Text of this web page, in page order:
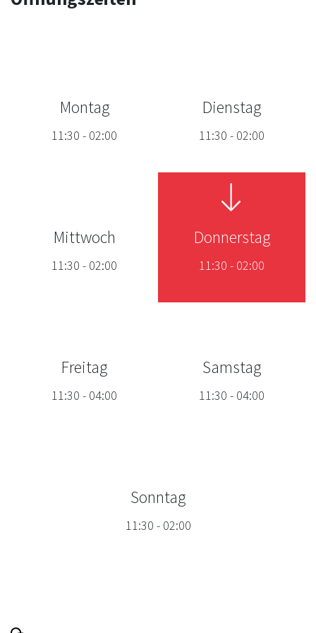
Montag
11:30 - 02:00
Dienstag
11:30 - 02:00
Mittwoch
11:30 - 02:00
Donnerstag
11:30 - 02:00
Freitag
11:30 - 04:00
Samstag
11:30 - 04:00
Sonntag
11:30 - 02:00